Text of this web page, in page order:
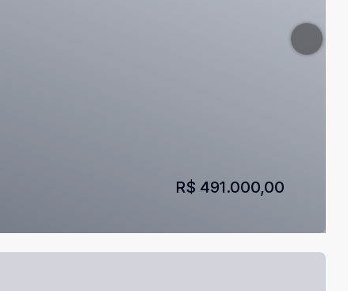
R$ 491.000,00